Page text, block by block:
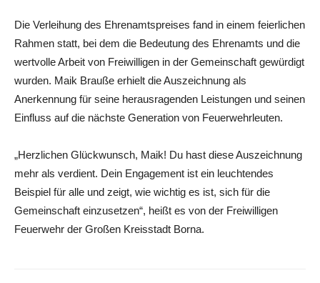
Die Verleihung des Ehrenamtspreises fand in einem feierlichen
Rahmen statt, bei dem die Bedeutung des Ehrenamts und die
wertvolle Arbeit von Freiwilligen in der Gemeinschaft gewürdigt
wurden. Maik Brauße erhielt die Auszeichnung als
Anerkennung für seine herausragenden Leistungen und seinen
Einfluss auf die nächste Generation von Feuerwehrleuten.
„Herzlichen Glückwunsch, Maik! Du hast diese Auszeichnung
mehr als verdient. Dein Engagement ist ein leuchtendes
Beispiel für alle und zeigt, wie wichtig es ist, sich für die
Gemeinschaft einzusetzen“, heißt es von der Freiwilligen
Feuerwehr der Großen Kreisstadt Borna.